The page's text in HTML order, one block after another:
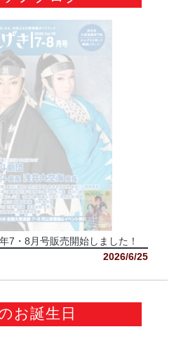
7・8月号販売開始しました！
2026/6/25
お誕生日